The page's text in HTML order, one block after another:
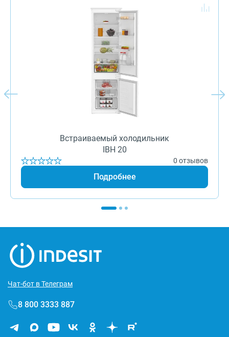
Встраиваемый холодильник
IBH 20
0 отзывов
Подробнее
Чат-бот в Телеграм
8 800 3333 887